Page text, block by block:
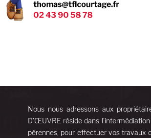
Nous nous adressons aux
D’ŒUVRE réside dans
pérennes, pour effectuer vos travaux